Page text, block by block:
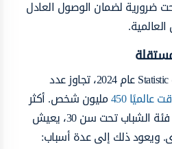
ضرورية لضمان الوصول العادل
في إحصائية نشرتها منصة Statistic عام 2024، تجاوز عدد
عالميًا 450
مليون شخص. أكثر
من 35% من هؤلاء هم من فئة الشباب تحت سن 30، يعيش
ويعود ذلك إلى عدة أسباب: